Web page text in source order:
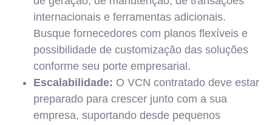
internacionais e ferramentas adicionais.
Busque fornecedores com planos flexíveis e
possibilidade de customização das soluções
conforme seu porte empresarial.
Escalabilidade: O VCN contratado deve estar
preparado para crescer junto com a sua
empresa, suportando desde pequenos